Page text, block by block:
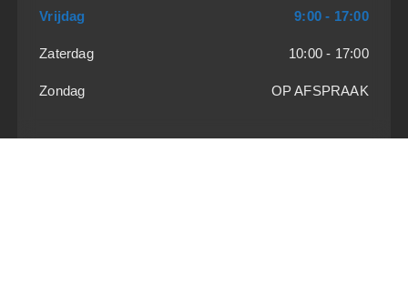
Vrijdag 9:00 - 17:00
Zaterdag 10:00 - 17:00
Zondag OP AFSPRAAK